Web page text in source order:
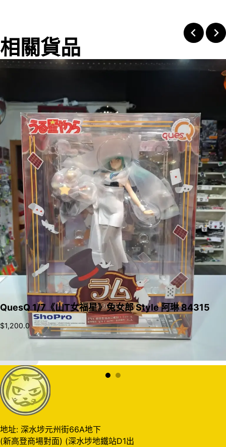
相關貨品
QuesQ 1/7《山T女福星》兔女郎 Style 阿琳 84315
$1,200.0
地址: 深水埗元州街66A地下
(新高登商場對面) (深水埗地鐵站D1出